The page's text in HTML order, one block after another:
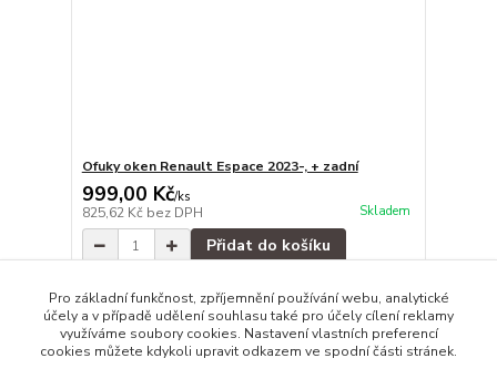
Ofuky oken Renault Espace 2023-, + zadní
999,00 Kč/ks
825,62 Kč bez DPH Skladem
Přidat do košíku
strana z 1
Pro základní funkčnost, zpříjemnění používání webu, analytické
účely a v případě udělení souhlasu také pro účely cílení reklamy
využíváme soubory cookies. Nastavení vlastních preferencí
cookies můžete kdykoli upravit odkazem ve spodní části stránek.